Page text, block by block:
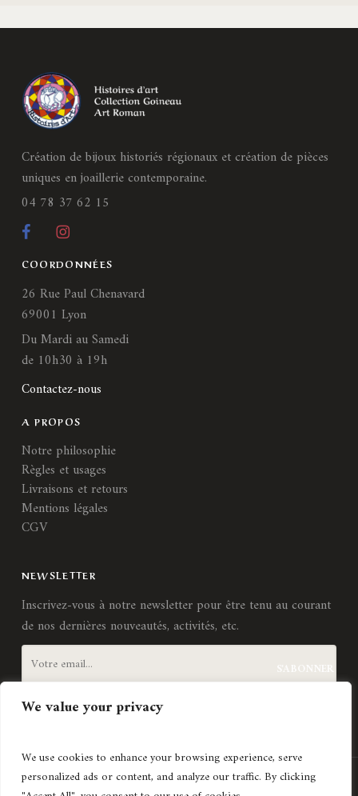
We value your privacy
We use cookies to enhance your browsing experience, serve
personalized ads or content, and analyze our traffic. By clicking
Création de bijoux historiés régionaux et création de pièces
uniques en joaillerie contemporaine.
04 78 37 62 15
COORDONNÉES
26 Rue Paul Chenavard
69001 Lyon
Du Mardi au Samedi
de 10h30 à 19h
Contactez-nous
A PROPOS
Notre philosophie
Règles et usages
Livraisons et retours
Mentions légales
CGV
NEWSLETTER
Inscrivez-vous à notre newsletter pour être tenu au courant
de nos dernières nouveautés, activités, etc.
J'accepte lestermes et conditions